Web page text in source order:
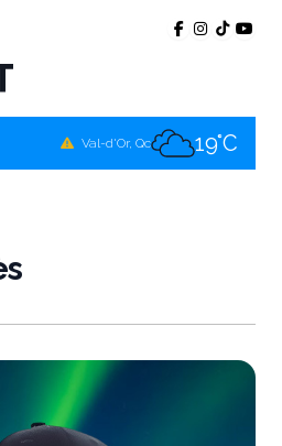
Val-d'Or, Qc 19°C